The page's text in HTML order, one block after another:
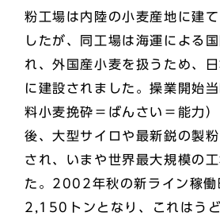
粉工場は内陸の小麦産地に建
したが、同工場は海運による
れ、外国産小麦を扱うため、
に建設されました。操業開始
料小麦挽砕＝ばんさい＝能力
後、大型サイロや最新鋭の製
され、いまや世界最大規模の
た。2002年秋の新ライン稼働
2,150トンとなり、これはう